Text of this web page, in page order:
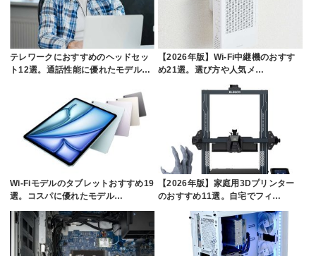
テレワークにおすすめのヘッドセッ
ト12選。通話性能に優れたモデル…
【2026年版】Wi-Fi中継機のおすす
め21選。選び方や人気メ…
Wi-Fiモデルのタブレットおすすめ19
選。コスパに優れたモデル…
【2026年版】家庭用3Dプリンター
のおすすめ11選。自宅でフィ…